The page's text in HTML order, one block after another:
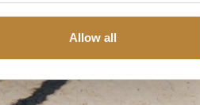
Allow all